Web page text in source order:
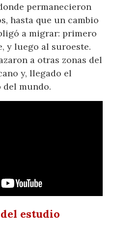
permanecieron
hasta que un cambio
a migrar: primero
y luego al suroeste.
a otras zonas del
y, llegado el
mundo.
estudio